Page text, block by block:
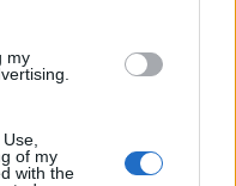
my
of my
with the
4k
ostaggio degli